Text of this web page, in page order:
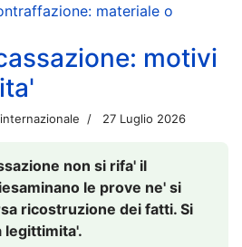
materiale o
motivi
27 Luglio 2026
non si rifa' il
le prove ne' si
ricostruzione dei fatti. Si
legittimita'.